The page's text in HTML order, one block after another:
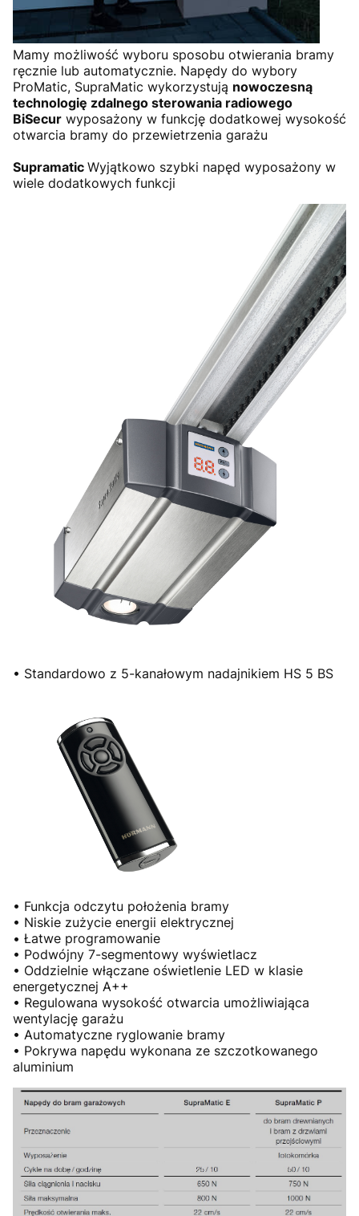
Mamy możliwość wyboru sposobu otwierania bramy
ręcznie lub automatycznie. Napędy do wybory
ProMatic, SupraMatic wykorzystują nowoczesną
technologię zdalnego sterowania radiowego
BiSecur wyposażony w funkcję dodatkowej wysokość
otwarcia bramy do przewietrzenia garażu
Supramatic Wyjątkowo szybki napęd wyposażony w
wiele dodatkowych funkcji
• Standardowo z 5-kanałowym nadajnikiem HS 5 BS
• Funkcja odczytu położenia bramy
• Niskie zużycie energii elektrycznej
• Łatwe programowanie
• Podwójny 7-segmentowy wyświetlacz
• Oddzielnie włączane oświetlenie LED w klasie
energetycznej A++
• Regulowana wysokość otwarcia umożliwiająca
wentylację garażu
• Automatyczne ryglowanie bramy
• Pokrywa napędu wykonana ze szczotkowanego
aluminium